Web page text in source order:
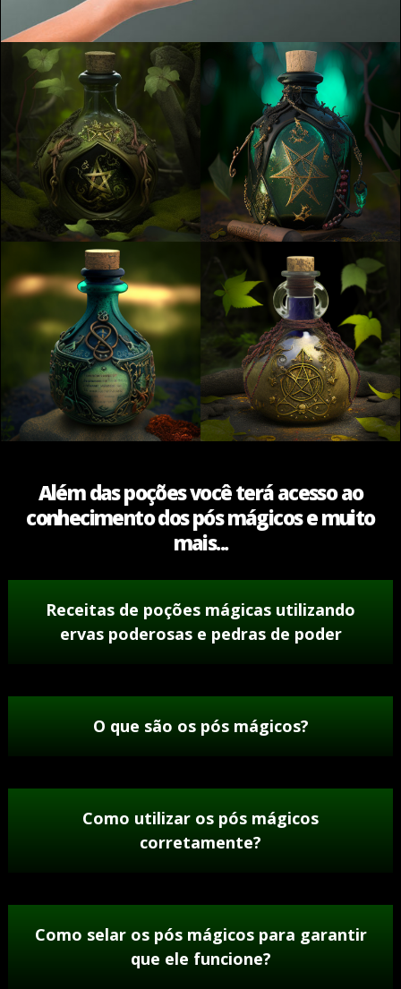
Além das poções você terá acesso ao
conhecimento dos pós mágicos e muito
mais...
Receitas de poções mágicas utilizando
ervas poderosas e pedras de poder
O que são os pós mágicos?
Como utilizar os pós mágicos
corretamente?
Como selar os pós mágicos para garantir
que ele funcione?